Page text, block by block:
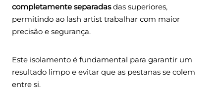
completamente separadasdas superiores,
permitindo ao lash artist trabalhar com maior
precisão e segurança.
Este isolamento é fundamental para garantir um
resultado limpo e evitar que as pestanas se colem
entre si.